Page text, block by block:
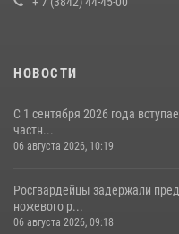
НОВОСТИ
С 1 сентября 2026 года
частн...
06 августа 2026, 10:19
Росгвардейцы задержали
ножевого р...
06 августа 2026, 09:18